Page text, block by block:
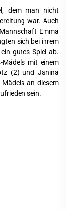
dem man nicht
war. Auch
Emma
sich bei ihrem
gutes Spiel ab.
Mädels mit einem
(2) und Janina
an diesem
sein.